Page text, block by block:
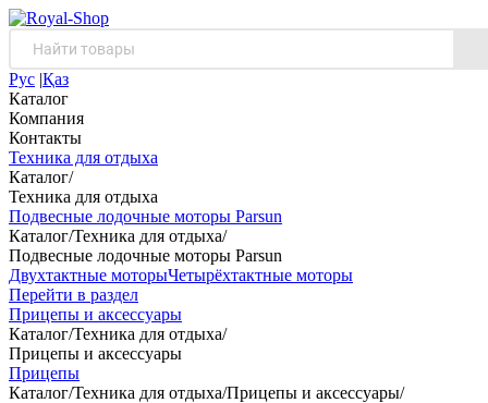
Рус |Қаз
Каталог
Компания
Контакты
Техника для отдыха
Каталог/
Техника для отдыха
Подвесные лодочные моторы Parsun
Каталог/Техника для отдыха/
Подвесные лодочные моторы Parsun
Двухтактные моторыЧетырёхтактные моторы
Перейти в раздел
Прицепы и аксессуары
Каталог/Техника для отдыха/
Прицепы и аксессуары
Прицепы
Каталог/Техника для отдыха/Прицепы и аксессуары/